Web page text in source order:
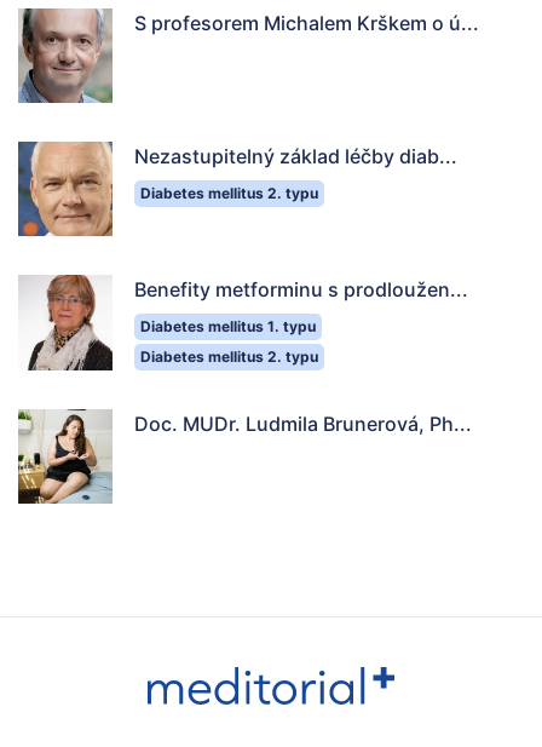
S profesorem Michalem Krškem o ú...
Nezastupitelný základ léčby diab...
Diabetes mellitus 2. typu
Benefity metforminu s prodloužen...
Diabetes mellitus 1. typu
Diabetes mellitus 2. typu
Doc. MUDr. Ludmila Brunerová, Ph...